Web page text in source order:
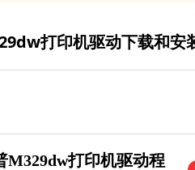
打印机驱动下载和安
M329dw打印机驱动程